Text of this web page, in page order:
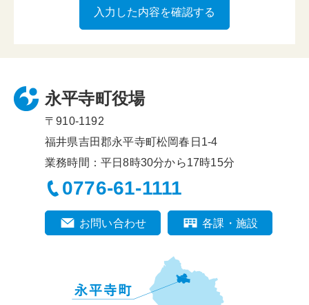
永平寺町役場
〒910-1192
福井県吉田郡永平寺町松岡春日1-4
業務時間：平日8時30分から17時15分
0776-61-1111
お問い合わせ 各課・施設